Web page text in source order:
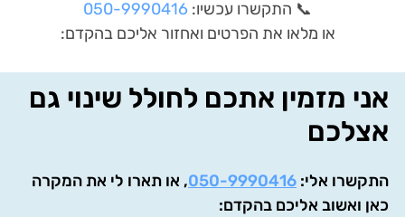
📞 התקשרו עכשיו: 050-9990416
או מלאו את הפרטים ואחזור אליכם בהקדם:
אני מזמין אתכם לחולל שינוי גם
אצלכם
התקשרו אלי: 050-9990416, או תארו לי את המקרה
כאן ואשוב אליכם בהקדם: